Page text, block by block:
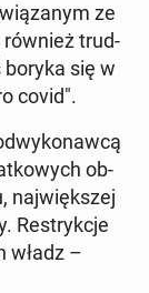
ze
również trud­
się w
covid".
ob­
naj­więk­szej
Re­stryk­cje
władz –